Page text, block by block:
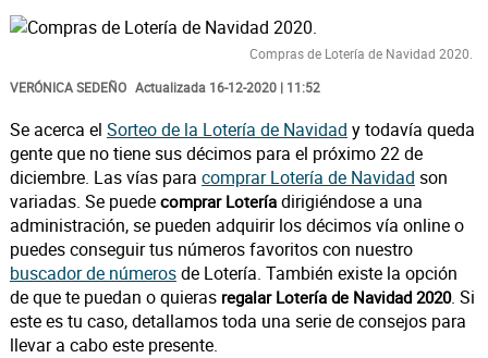
Compras de Lotería de Navidad 2020.
VERÓNICA SEDEÑO Actualizada 16-12-2020 | 11:52
Se acerca el Sorteo de la Lotería de Navidad y todavía queda
gente que no tiene sus décimos para el próximo 22 de
diciembre. Las vías para comprar Lotería de Navidad son
variadas. Se puede comprar Loteríadirigiéndose a una
administración, se pueden adquirir los décimos vía online o
puedes conseguir tus números favoritos con nuestro
buscador de númerosde Lotería. También existe la opción
de que te puedan o quierasregalar Lotería de Navidad 2020. Si
este es tu caso, detallamos toda una serie de consejos para
llevar a cabo este presente.